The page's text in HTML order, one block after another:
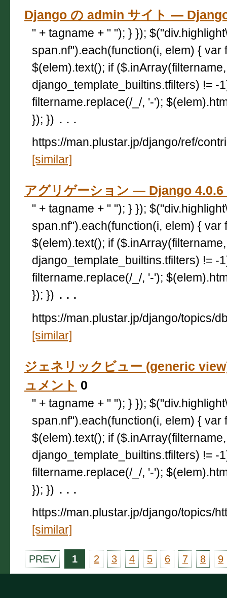
Django の admin サイト —
" + tagname + " "); } });
span.nf").each(function(i, elem) { var
$(elem).text(); if ($.inArray(filtername,
django_template_builtins.tfilters) != -
filtername.replace(/_/, '-');
}); }) ...
https://man.plustar.jp/django/ref/
[similar]
アグリゲーション — Django 4.0.6
" + tagname + " "); } });
span.nf").each(function(i, elem) { var
$(elem).text(); if ($.inArray(filtername,
django_template_builtins.tfilters) != -
filtername.replace(/_/, '-');
}); }) ...
https://man.plustar.jp/django/topics/
[similar]
ジェネリックビュー (generic
ュメント 0
" + tagname + " "); } });
span.nf").each(function(i, elem) { var
$(elem).text(); if ($.inArray(filtername,
django_template_builtins.tfilters) != -
filtername.replace(/_/, '-');
}); }) ...
https://man.plustar.jp/django/topics/
[similar]
PREV 1 2 3 4 5 6 7 8 9